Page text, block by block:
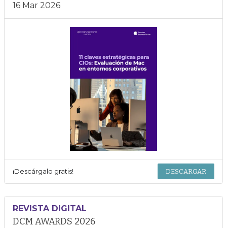
16 Mar 2026
¡Descárgalo gratis! DESCARGAR
REVISTA DIGITAL
DCM AWARDS 2026